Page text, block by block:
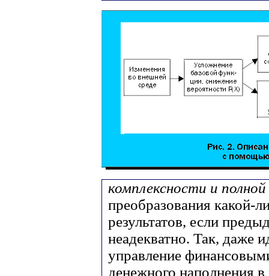
комплексности и
преобразования какой-
результатов, если
неадекватно. Так, даже
управление
денежного наполнения